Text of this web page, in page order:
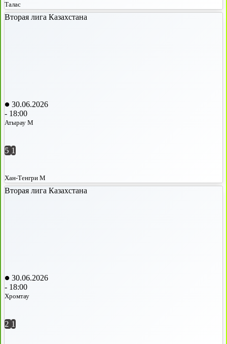
Талас
Вторая лига Казахстана
30.06.2026
- 18:00
Атырау М
51
Хан-Тенгри М
Вторая лига Казахстана
30.06.2026
- 18:00
Хромтау
21